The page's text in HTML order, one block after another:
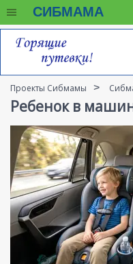
СИБМАМА
Проекты Сибмамы
Ребенок в